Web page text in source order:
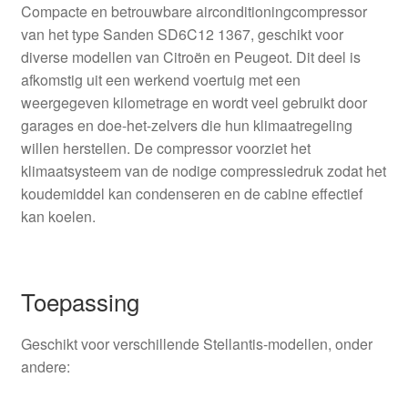
Compacte en betrouwbare airconditioningcompressor
van het type Sanden SD6C12 1367, geschikt voor
diverse modellen van Citroën en Peugeot. Dit deel is
afkomstig uit een werkend voertuig met een
weergegeven kilometrage en wordt veel gebruikt door
garages en doe-het-zelvers die hun klimaatregeling
willen herstellen. De compressor voorziet het
klimaatsysteem van de nodige compressiedruk zodat het
koudemiddel kan condenseren en de cabine effectief
kan koelen.
Toepassing
Geschikt voor verschillende Stellantis-modellen, onder
andere: